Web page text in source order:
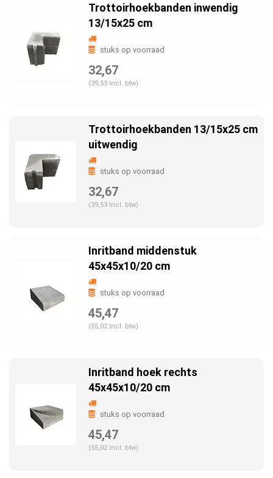
Trottoirhoekbanden inwendig
13/15x25 cm
stuks op voorraad
32,67
(39,53 Incl. btw)
Trottoirhoekbanden 13/15x25 cm
uitwendig
stuks op voorraad
32,67
(39,53 Incl. btw)
Inritband middenstuk
45x45x10/20 cm
stuks op voorraad
45,47
(55,02 Incl. btw)
Inritband hoek rechts
45x45x10/20 cm
stuks op voorraad
45,47
(55,02 Incl. btw)